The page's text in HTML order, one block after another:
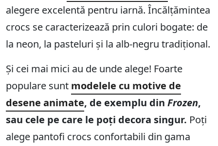
alegere excelentă pentru iarnă. Încălțămintea
crocs se caracterizează prin culori bogate: de
la neon, la pasteluri și la alb-negru tradițional.
Și cei mai mici au de unde alege! Foarte
populare sunt modelele cu motive de
desene animate, de exemplu din Frozen,
sau cele pe care le poți decora singur. Poți
alege pantofi crocs confortabili din gama